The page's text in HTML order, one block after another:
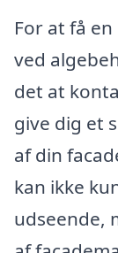
For at få
ved
det at
give dig et
af din
kan ikke
udseende,